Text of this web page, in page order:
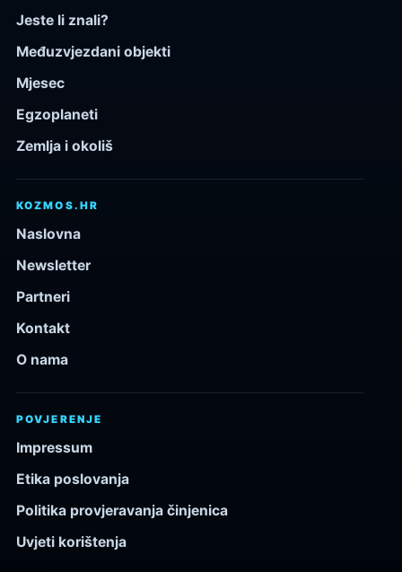
Jeste li znali?
Međuzvjezdani objekti
Mjesec
Egzoplaneti
Zemlja i okoliš
KOZMOS.HR
Naslovna
Newsletter
Partneri
Kontakt
O nama
POVJERENJE
Impressum
Etika poslovanja
Politika provjeravanja činjenica
Uvjeti korištenja